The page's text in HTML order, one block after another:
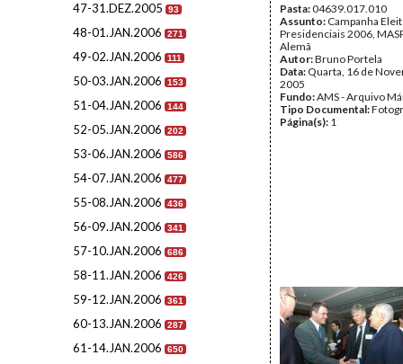
47-31.DEZ.2005 93
48-01.JAN.2006 271
49-02.JAN.2006 111
50-03.JAN.2006 153
51-04.JAN.2006 144
52-05.JAN.2006 202
53-06.JAN.2006 586
54-07.JAN.2006 477
55-08.JAN.2006 436
56-09.JAN.2006 341
57-10.JAN.2006 686
58-11.JAN.2006 426
59-12.JAN.2006 361
60-13.JAN.2006 287
61-14.JAN.2006 650
Pasta:04639.017.010
Assunto: Campanha
Presidenciais 2006,
Alemã
Autor:Bruno Portela
Data: Quarta, 16 de
2005
Fundo:AMS - Arquivo
Tipo Documental:
Página(s): 1